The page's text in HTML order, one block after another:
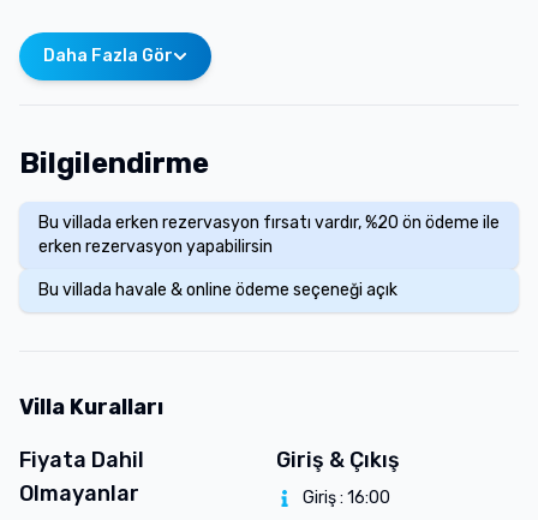
Daha Fazla Gör
Bilgilendirme
Bu villada erken rezervasyon fırsatı vardır, %20 ön ödeme ile
erken rezervasyon yapabilirsin
Bu villada havale & online ödeme seçeneği açık
Villa Kuralları
Fiyata Dahil
Olmayanlar
Giriş & Çıkış
Giriş : 16:00